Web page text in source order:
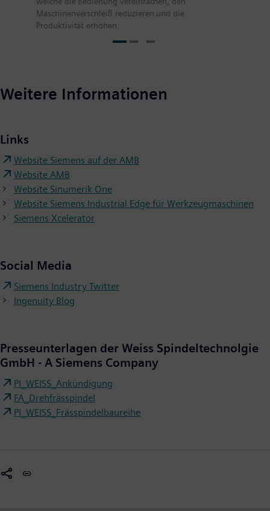
Maschinenverschleiß reduzieren und die
Produktivität erhöhen.
Weitere Informationen
Links
Website Siemens auf der AMB
Website AMB
Website Sinumerik One
Website Siemens Industrial Edge für Werkzeugmaschinen
Siemens Xcelerator
Social Media
Siemens Industry Twitter
Ingenuity Blog
Presseunterlagen der Weiss Spindeltechnolgie
GmbH - A Siemens Company
PI_WEISS_Ankündigung
FA_Drehfrässpindel
PI_WEISS_Frässpindelbaureihe